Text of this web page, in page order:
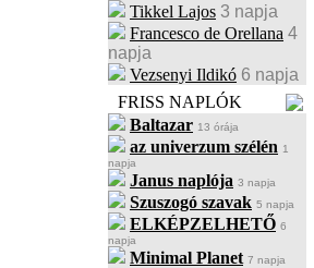
Tikkel Lajos 3 napja
Francesco de Orellana 4
napja
Vezsenyi Ildikó 6 napja
FRISS NAPLÓK
Baltazar 13 órája
az univerzum szélén 1
napja
Janus naplója 3 napja
Szuszogó szavak 5 napja
ELKÉPZELHETŐ 6
napja
Minimal Planet 7 napja